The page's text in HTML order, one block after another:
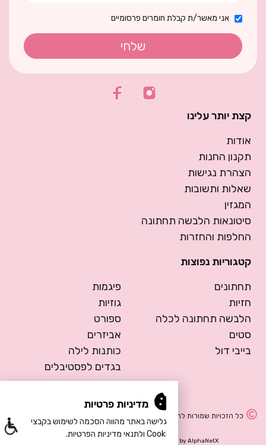
אני מאשר/ת קבלת חומרים פרסומיים
שלחי
קצת יותר עלינו
אודות
תקנון החנות
הצהרת נגישות
שאלות ותשובות
המגזין
סיטונאות הלבשה תחתונה
החלפות והחזרות
קטגוריות נפוצות
תחתונים
חזיות
הלבשה תחתונה לכלה
סטים
בייבי דול
פיגמות
גוזיות
ספורט
אביזרים
כותנות לילה
בגדים לפסטיבלים
כל הזכויות שמורות להרמוסה – הלבשה תחתונה
Development byAlphaNetX
מדיניות פרטיות
הגלישה באתר מהווה הסכמה לשימוש בקבצי
Cookie ולתנאי מדיניות הפרטיות.